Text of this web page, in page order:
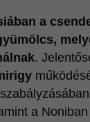
a
.
a